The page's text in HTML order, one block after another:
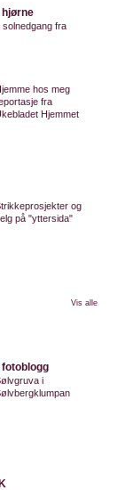
solnedgang fra
hos meg
fra
Hjemmet
og
på "yttersida"
Vis alle
fotoblogg
i